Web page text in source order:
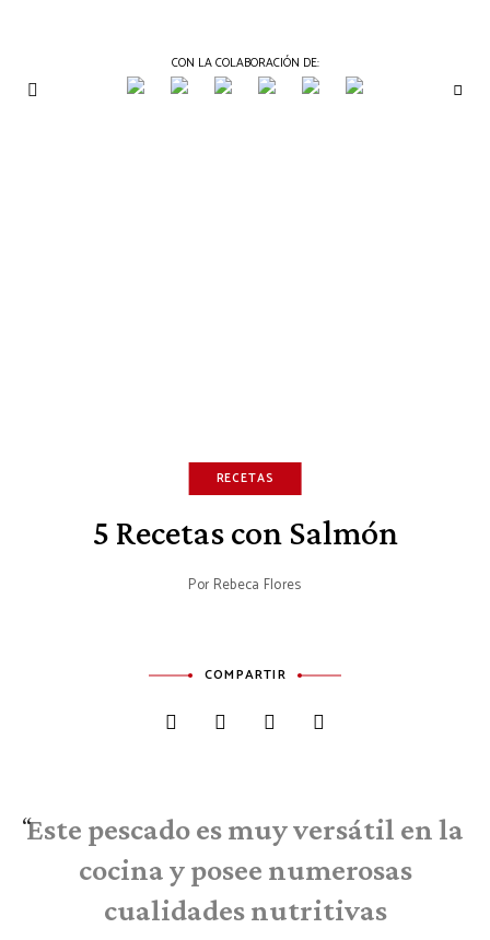
CON LA COLABORACIÓN DE:
RECETAS
5 Recetas con Salmón
Por Rebeca Flores
COMPARTIR
Este pescado es muy versátil en la
cocina y posee numerosas
cualidades nutritivas